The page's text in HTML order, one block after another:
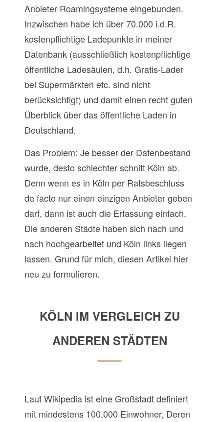
Anbieter-Roamingsysteme eingebunden.
Inzwischen habe ich über 70.000 i.d.R.
kostenpflichtige Ladepunkte in meiner
Datenbank (ausschließlich kostenpflichtige
öffentliche Ladesäulen, d.h. Gratis-Lader
bei Supermärkten etc. sind nicht
berücksichtigt) und damit einen recht guten
Überblick über das öffentliche Laden in
Deutschland.
Das Problem: Je besser der Datenbestand
wurde, desto schlechter schnitt Köln ab.
Denn wenn es in Köln per Ratsbeschluss
de facto nur einen einzigen Anbieter geben
darf, dann ist auch die Erfassung einfach.
Die anderen Städte haben sich nach und
nach hochgearbeitet und Köln links liegen
lassen. Grund für mich, diesen Artikel hier
neu zu formulieren.
KÖLN IM VERGLEICH ZU
ANDEREN STÄDTEN
Laut Wikipedia ist eine Großstadt definiert
mit mindestens 100.000 Einwohner, Deren